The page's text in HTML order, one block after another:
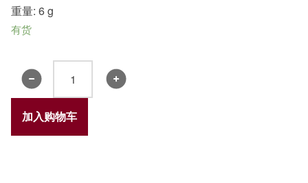
重量: 6 g
有货
3
(绿
加入购物车